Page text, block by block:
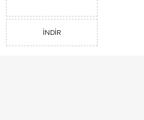
İNDİR